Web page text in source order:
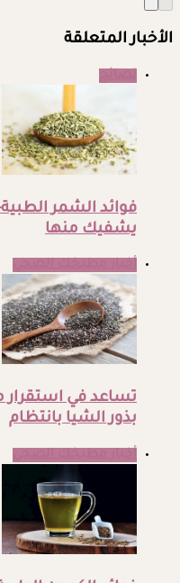
الأخبار المتعلقة
فوائد الشمر
يشفيك منها
تساعد في استقرار
بذور الشيا بانتظام